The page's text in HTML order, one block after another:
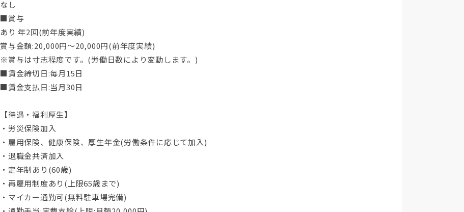
なし
■賞与
あり 年2回(前年度実績)
賞与金額:20,000円〜20,000円(前年度実績)
※賞与は寸志程度です。(労働日数により変動します。)
■賃金締切日:毎月15日
■賃金支払日:当月30日
【待遇・福利厚生】
・労災保険加入
・雇用保険、健康保険、厚生年金(労働条件に応じて加入)
・退職金共済加入
・定年制あり(60歳)
・再雇用制度あり(上限65歳まで)
・マイカー通勤可(無料駐車場完備)